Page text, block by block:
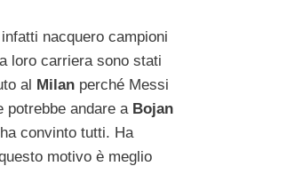
nacquero campioni
loro carriera sono stati
al Milan perché Messi
potrebbe andare a Bojan
convinto tutti. Ha
motivo è meglio